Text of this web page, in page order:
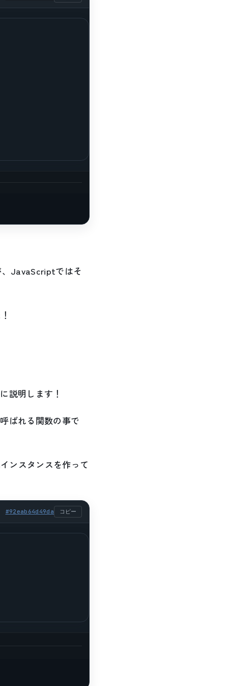
JavaScriptではそ
説明します！
ばれる関数の事で
ンスタンスを作って
#92eab64d49da コピー